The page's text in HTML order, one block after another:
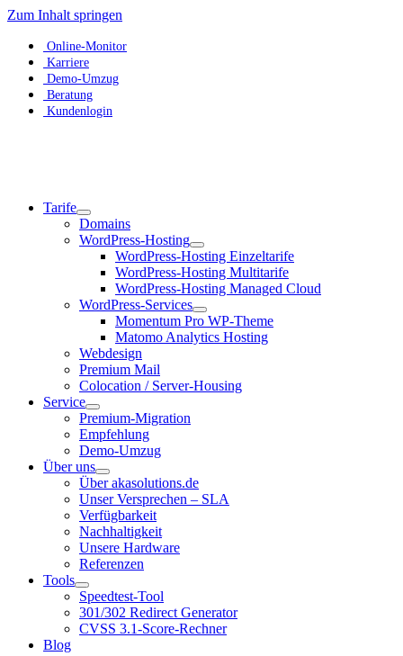
Zum Inhalt springen
Online-Monitor
Karriere
Demo-Umzug
Beratung
Kundenlogin
Tarife
Domains
WordPress-Hosting
WordPress-Hosting Einzeltarife
WordPress-Hosting Multitarife
WordPress-Hosting Managed Cloud
WordPress-Services
Momentum Pro WP-Theme
Matomo Analytics Hosting
Webdesign
Premium Mail
Colocation / Server-Housing
Service
Premium-Migration
Empfehlung
Demo-Umzug
Über uns
Über akasolutions.de
Unser Versprechen – SLA
Verfügbarkeit
Nachhaltigkeit
Unsere Hardware
Referenzen
Tools
Speedtest-Tool
301/302 Redirect Generator
CVSS 3.1-Score-Rechner
Blog